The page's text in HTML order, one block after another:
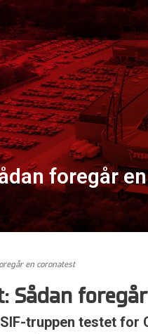
foregår
en coronatest
Sådan
truppen testet for